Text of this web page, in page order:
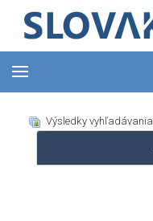
Výsledky vyhľadávania